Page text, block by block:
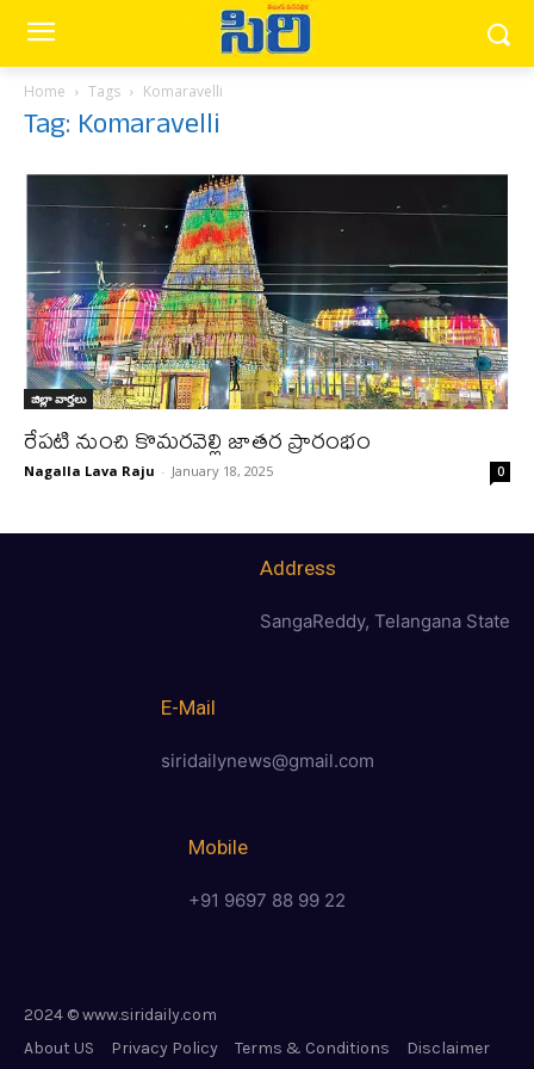
Home Tags Komaravelli
Tag: Komaravelli
జిల్లా వార్త‌లు
రేప‌టి నుంచి కొమ‌ర‌వెల్లి జాతర ప్రారంభం
Nagalla Lava Raju - January 18, 2025 0
Address
SangaReddy, Telangana State
E-Mail
siridailynews@gmail.com
Mobile
+91 9697 88 99 22
2024 © www.siridaily.com
About US
Privacy Policy Terms & Conditions
Disclaimer